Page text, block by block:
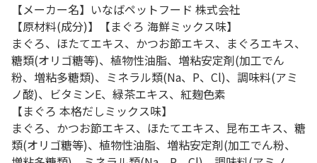
【メーカー名】いなばペットフード 株式会社
【原材料(成分)】【まぐろ 海鮮ミックス味】
まぐろ、ほたてエキス、かつお節エキス、まぐろエキス、
糖類(オリゴ糖等)、植物性油脂、増粘安定剤(加工でん
粉、増粘多糖類)、ミネラル類(Na、P、Cl)、調味料(アミ
ノ酸)、ビタミンE、緑茶エキス、紅麹色素
【まぐろ 本格だしミックス味】
まぐろ、かつお節エキス、ほたてエキス、昆布エキス、糖
類(オリゴ糖等)、植物性油脂、増粘安定剤(加工でん粉、